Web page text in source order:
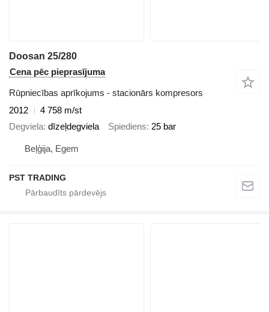
Doosan 25/280
Cena pēc pieprasījuma
Rūpniecības aprīkojums - stacionārs kompresors
2012
4 758 m/st
Degviela dīzeļdegviela Spiediens 25 bar
Beļģija, Egem
PST TRADING